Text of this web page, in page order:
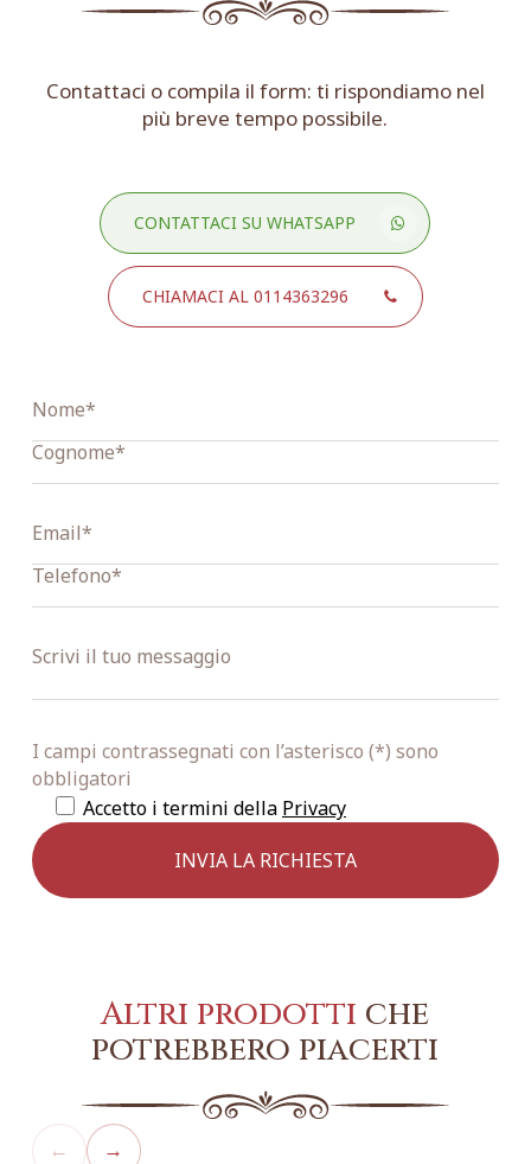
Contattaci o compila il form: ti rispondiamo nel
più breve tempo possibile.
CONTATTACI SU WHATSAPP
CHIAMACI AL 0114363296
I campi contrassegnati con l’asterisco (*) sono
obbligatori
Accetto i termini della Privacy
Altri prodotti che
potrebbero piacerti
← →